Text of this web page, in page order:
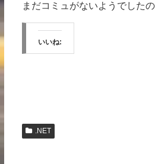
まだコミュがないようでした
いいね:
.NET